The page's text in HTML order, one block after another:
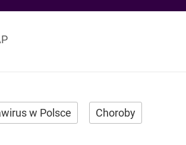
w Polsce Choroby